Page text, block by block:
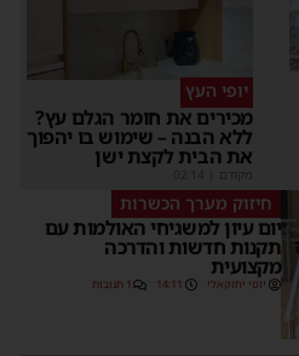
יופי העץ
מכירים את חומר הגלם עץ?
ללא הבנה – שימוש בו יהפוך
את הבית לקצת ישן
מקודם
חיזוק מערך הכשרות
יום עיון למשגיחי האולמות עם
תקנות חדשות והדרכה
מקצועית
יוסי יחזקאלי 14:11 1 תגובות